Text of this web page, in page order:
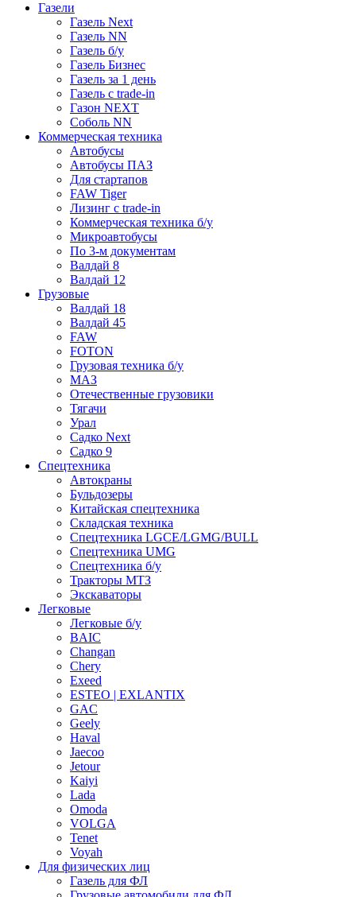
Газели
Газель Next
Газель NN
Газель б/у
Газель Бизнес
Газель за 1 день
Газель с trade-in
Газон NEXT
Соболь NN
Коммерческая техника
Автобусы
Автобусы ПАЗ
Для стартапов
FAW Tiger
Лизинг с trade-in
Коммерческая техника б/у
Микроавтобусы
По 3-м документам
Валдай 8
Валдай 12
Грузовые
Валдай 18
Валдай 45
FAW
FOTON
Грузовая техника б/у
МАЗ
Отечественные грузовики
Тягачи
Урал
Садко Next
Садко 9
Спецтехника
Автокраны
Бульдозеры
Китайская спецтехника
Складская техника
Спецтехника LGCE/LGMG/BULL
Спецтехника UMG
Спецтехника б/у
Тракторы МТЗ
Экскаваторы
Легковые
Легковые б/у
BAIC
Changan
Chery
Exeed
ESTEO | EXLANTIX
GAC
Geely
Haval
Jaecoo
Jetour
Kaiyi
Lada
Omoda
VOLGA
Tenet
Voyah
Для физических лиц
Газель для ФЛ